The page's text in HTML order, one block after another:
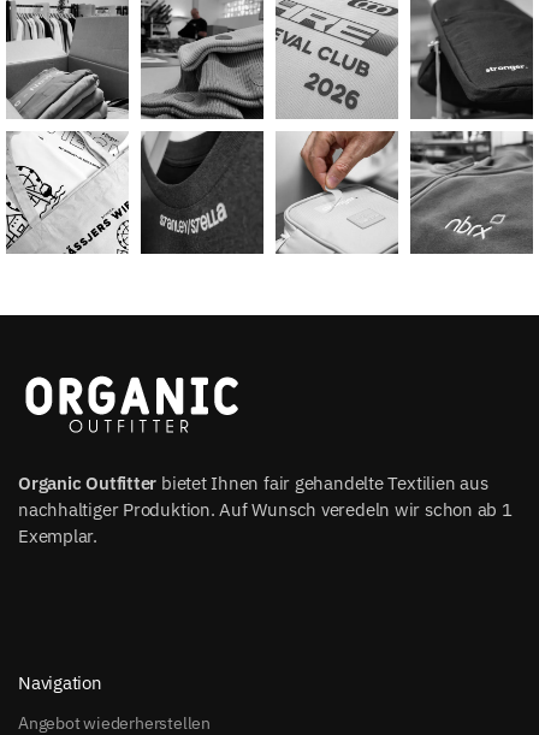
Organic Outfitter bietet Ihnen fair gehandelte Textilien aus
nachhaltiger Produktion. Auf Wunsch veredeln wir schon ab 1
Exemplar.
Navigation
Angebot wiederherstellen